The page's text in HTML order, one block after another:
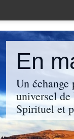
En
Un
universel
Spirituel et